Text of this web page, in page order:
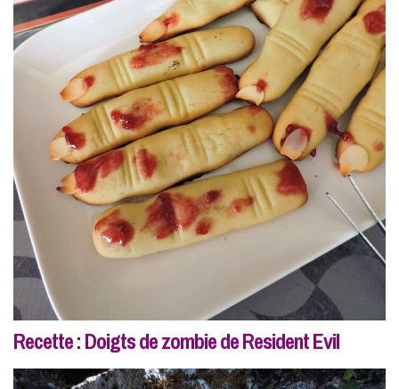
Recette : Doigts de zombie de Resident Evil